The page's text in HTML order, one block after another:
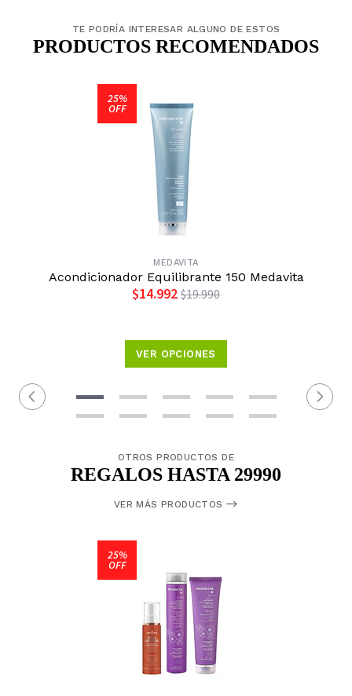
TE PODRÍA INTERESAR ALGUNO DE ESTOS
PRODUCTOS RECOMENDADOS
25%
OFF
MEDAVITA
Acondicionador Equilibrante 150 Medavita
$14.992 $19.990
VER OPCIONES
OTROS PRODUCTOS DE
REGALOS HASTA 29990
VER MÁS PRODUCTOS
25%
OFF